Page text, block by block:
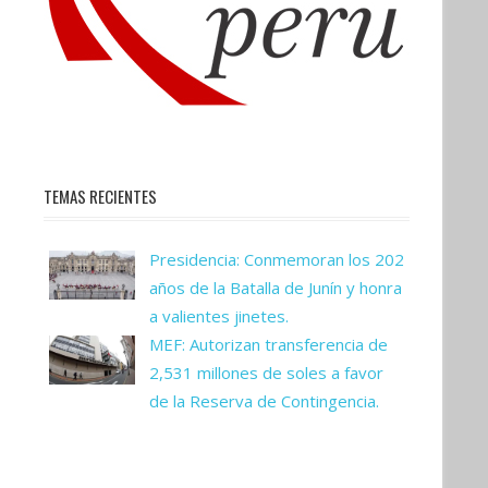
TEMAS RECIENTES
Presidencia: Conmemoran los 202
años de la Batalla de Junín y honra
a valientes jinetes.
MEF: Autorizan transferencia de
2,531 millones de soles a favor
de la Reserva de Contingencia.